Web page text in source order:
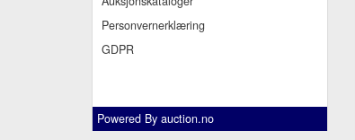
Personvernerklæring
GDPR
Powered By auction.no